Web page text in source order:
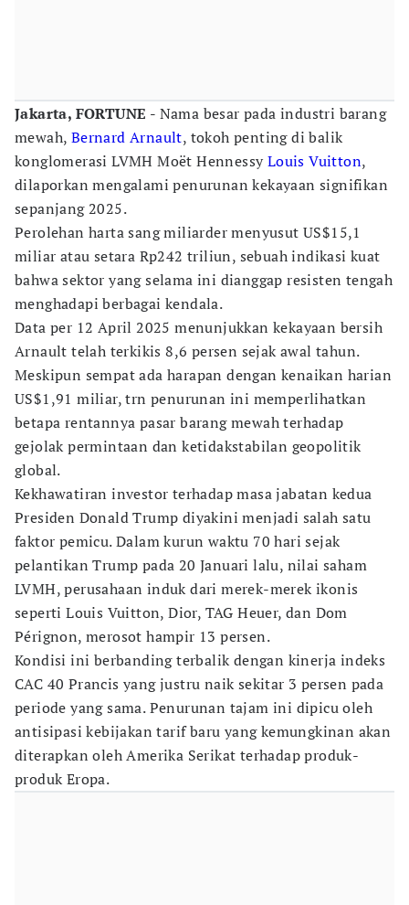
Jakarta, FORTUNE - Nama besar pada industri barang
mewah, Bernard Arnault, tokoh penting di balik
konglomerasi LVMH Moët HennessyLouis Vuitton,
dilaporkan mengalami penurunan kekayaan signifikan
sepanjang 2025.
Perolehan harta sang miliarder menyusut US$15,1
miliar atau setara Rp242 triliun, sebuah indikasi kuat
bahwa sektor yang selama ini dianggap resisten tengah
menghadapi berbagai kendala.
Data per 12 April 2025 menunjukkan kekayaan bersih
Arnault telah terkikis 8,6 persen sejak awal tahun.
Meskipun sempat ada harapan dengan kenaikan harian
US$1,91 miliar, trn penurunan ini memperlihatkan
betapa rentannya pasar barang mewah terhadap
gejolak permintaan dan ketidakstabilan geopolitik
global.
Kekhawatiran investor terhadap masa jabatan kedua
Presiden Donald Trump diyakini menjadi salah satu
faktor pemicu. Dalam kurun waktu 70 hari sejak
pelantikan Trump pada 20 Januari lalu, nilai saham
LVMH, perusahaan induk dari merek-merek ikonis
seperti Louis Vuitton, Dior, TAG Heuer, dan Dom
Pérignon, merosot hampir 13 persen.
Kondisi ini berbanding terbalik dengan kinerja indeks
CAC 40 Prancis yang justru naik sekitar 3 persen pada
periode yang sama. Penurunan tajam ini dipicu oleh
antisipasi kebijakan tarif baru yang kemungkinan akan
diterapkan oleh Amerika Serikat terhadap produk-
produk Eropa.